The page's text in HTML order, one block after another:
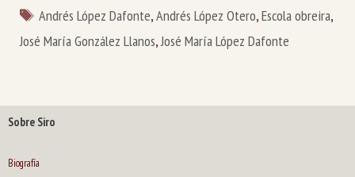
Etiquetas
Andrés López Dafonte,Andrés López Otero,Escola obreira,
José María González Llanos,José María López Dafonte
Sobre Siro
Biografía